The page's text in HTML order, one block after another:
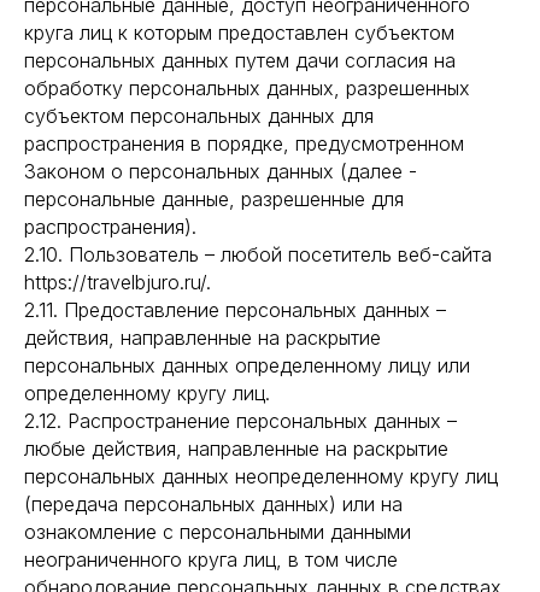
персональные данные, доступ неограниченного
круга лиц к которым предоставлен субъектом
персональных данных путем дачи согласия на
обработку персональных данных, разрешенных
субъектом персональных данных для
распространения в порядке, предусмотренном
Законом о персональных данных (далее -
персональные данные, разрешенные для
распространения).
2.10. Пользователь – любой посетитель веб-сайта
https://travelbjuro.ru/.
2.11. Предоставление персональных данных –
действия, направленные на раскрытие
персональных данных определенному лицу или
определенному кругу лиц.
2.12. Распространение персональных данных –
любые действия, направленные на раскрытие
персональных данных неопределенному кругу лиц
(передача персональных данных) или на
ознакомление с персональными данными
неограниченного круга лиц, в том числе
обнародование персональных данных в средствах